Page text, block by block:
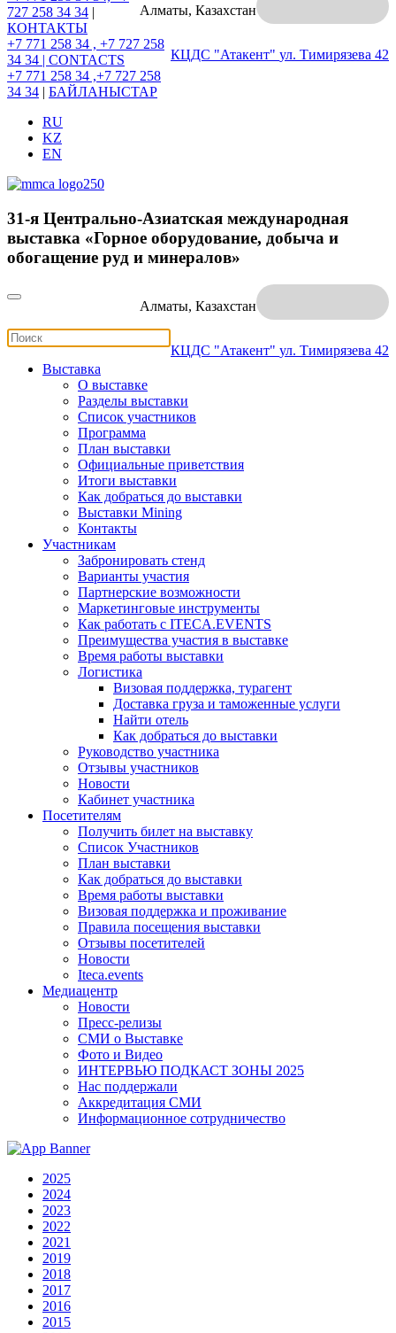
Алматы, Казахстан
КЦДС "Атакент" ул. Тимирязева 42
727 258 34 34 |
КОНТАКТЫ
+7 771 258 34 , +7 727 258
34 34 | CONTACTS
+7 771 258 34 ,+7 727 258
34 34 | БАЙЛАНЫСТАР
RU
KZ
EN
31-я Центрально-Азиатская международная
выставка «Горное оборудование, добыча и
обогащение руд и минералов»
Алматы, Казахстан
КЦДС "Атакент" ул. Тимирязева 42
Выставка
О выставке
Разделы выставки
Список участников
Программа
План выставки
Официальные приветствия
Итоги выставки
Как добраться до выставки
Выставки Mining
Контакты
Участникам
Забронировать стенд
Варианты участия
Партнерские возможности
Маркетинговые инструменты
Как работать с ITECA.EVENTS
Преимущества участия в выставке
Время работы выставки
Логистика
Визовая поддержка, турагент
Доставка груза и таможенные услуги
Найти отель
Как добраться до выставки
Руководство участника
Отзывы участников
Новости
Кабинет участника
Посетителям
Получить билет на выставку
Список Участников
План выставки
Как добраться до выставки
Время работы выставки
Визовая поддержка и проживание
Правила посещения выставки
Отзывы посетителей
Новости
Iteca.events
Медиацентр
Новости
Пресс-релизы
СМИ о Выставке
Фото и Видео
ИНТЕРВЬЮ ПОДКАСТ ЗОНЫ 2025
Нас поддержали
Аккредитация СМИ
Информационное сотрудничество
2025
2024
2023
2022
2021
2019
2018
2017
2016
2015